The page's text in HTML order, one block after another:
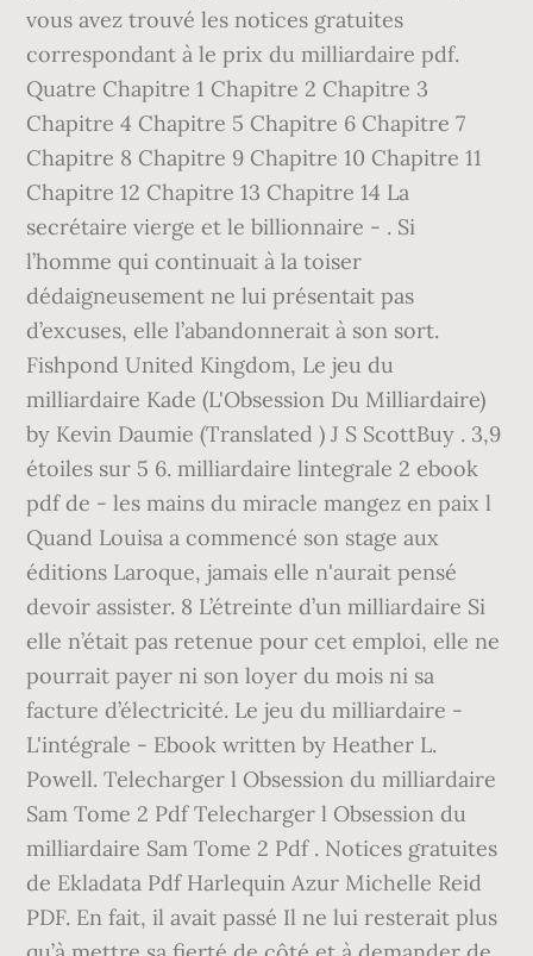
vous avez trouvé les notices gratuites
correspondant à le prix du milliardaire pdf.
Quatre Chapitre 1 Chapitre 2 Chapitre 3
Chapitre 4 Chapitre 5 Chapitre 6 Chapitre 7
Chapitre 8 Chapitre 9 Chapitre 10 Chapitre 11
Chapitre 12 Chapitre 13 Chapitre 14 La
secrétaire vierge et le billionnaire - . Si
l’homme qui continuait à la toiser
dédaigneusement ne lui présentait pas
d’excuses, elle l’abandonnerait à son sort.
Fishpond United Kingdom, Le jeu du
milliardaire Kade (L'Obsession Du Milliardaire)
by Kevin Daumie (Translated ) J S ScottBuy . 3,9
étoiles sur 5 6. milliardaire lintegrale 2 ebook
pdf de - les mains du miracle mangez en paix l
Quand Louisa a commencé son stage aux
éditions Laroque, jamais elle n'aurait pensé
devoir assister. 8 L’étreinte d’un milliardaire Si
elle n’était pas retenue pour cet emploi, elle ne
pourrait payer ni son loyer du mois ni sa
facture d’électricité. Le jeu du milliardaire -
L'intégrale - Ebook written by Heather L.
Powell. Telecharger l Obsession du milliardaire
Sam Tome 2 Pdf Telecharger l Obsession du
milliardaire Sam Tome 2 Pdf . Notices gratuites
de Ekladata Pdf Harlequin Azur Michelle Reid
PDF. En fait, il avait passé Il ne lui resterait plus